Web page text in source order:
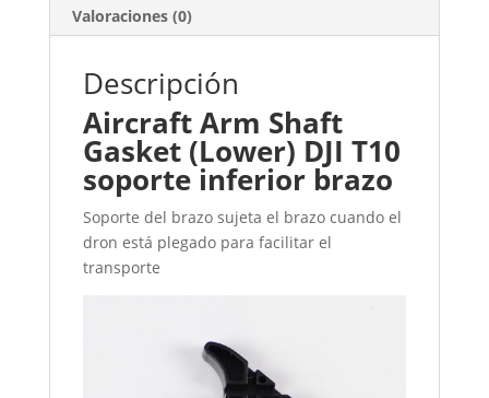
Valoraciones (0)
Descripción
Aircraft Arm Shaft
Gasket (Lower) DJI T10
soporte inferior brazo
Soporte del brazo sujeta el brazo cuando el
dron está plegado para facilitar el
transporte